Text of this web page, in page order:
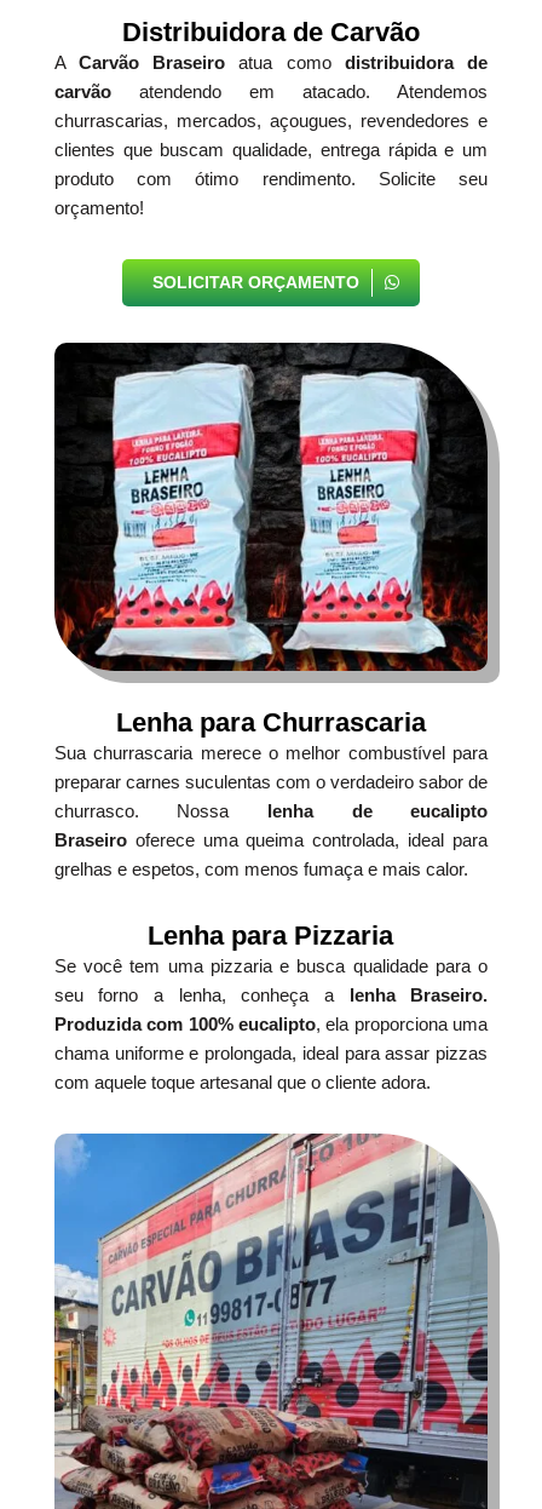
Distribuidora de Carvão
ACarvão Braseiro atua como distribuidora de
carvãoatendendo em atacado. Atendemos
churrascarias, mercados, açougues, revendedores e
clientes que buscam qualidade, entrega rápida e um
produto com ótimo rendimento. Solicite seu
orçamento!
SOLICITAR ORÇAMENTO
Lenha para Churrascaria
Sua churrascaria merece o melhor combustível para
preparar carnes suculentas com o verdadeiro sabor de
churrasco. Nossa lenha de eucalipto
Braseirooferece uma queima controlada, ideal para
grelhas e espetos, com menos fumaça e mais calor.
Lenha para Pizzaria
Se você tem uma pizzaria e busca qualidade para o
seu forno a lenha, conheça a lenha Braseiro.
Produzida com 100% eucalipto, ela proporciona uma
chama uniforme e prolongada, ideal para assar pizzas
com aquele toque artesanal que o cliente adora.